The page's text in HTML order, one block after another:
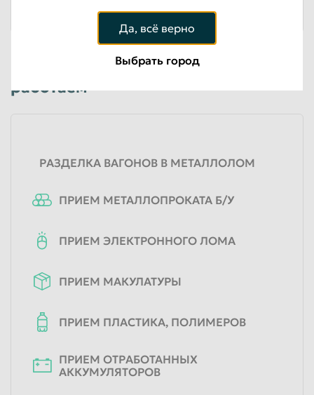
Виды вторсырья, с которым мы
работаем
РАЗДЕЛКА ВАГОНОВ В МЕТАЛЛОЛОМ
ПРИЕМ МЕТАЛЛОПРОКАТА Б/У
ПРИЕМ ЭЛЕКТРОННОГО ЛОМА
ПРИЕМ МАКУЛАТУРЫ
ПРИЕМ ПЛАСТИКА, ПОЛИМЕРОВ
ПРИЕМ ОТРАБОТАННЫХ
АККУМУЛЯТОРОВ
Да, всё верно
Выбрать город